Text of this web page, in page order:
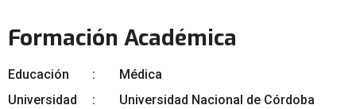
Formación Académica
Educación
Médica
Universidad
Universidad Nacional de Córdoba